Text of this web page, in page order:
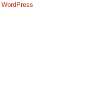
WordPress